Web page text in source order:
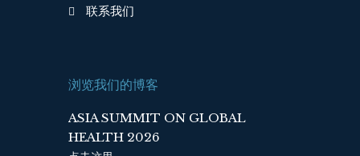
联系我们
浏览我们的博客
ASIA SUMMIT ON GLOBAL
HEALTH 2026